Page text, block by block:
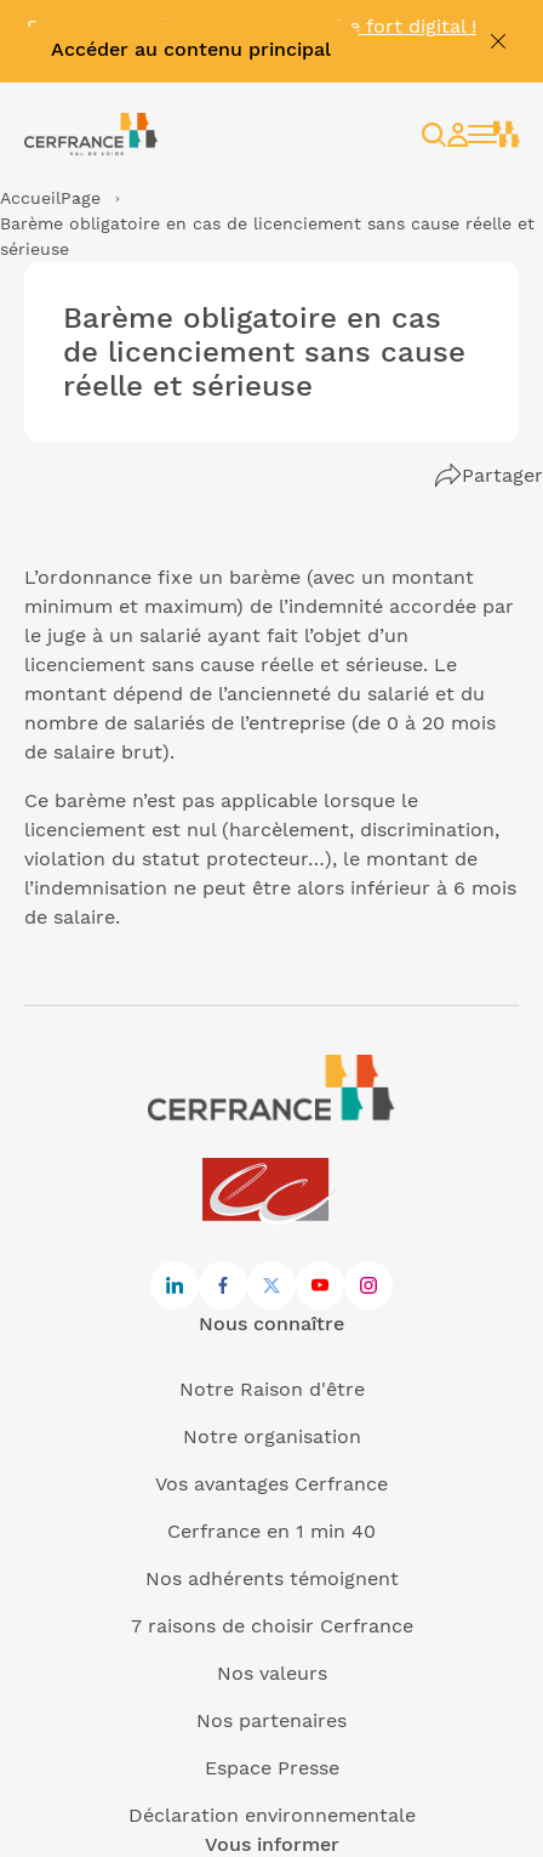
Accéder au contenu principal
Se connecter à
, le coffre fort digital !
🔓
Rechercher
Espace
AccueilPage
Barème obligatoire en cas de licenciement sans cause réelle et
sérieuse
Barème obligatoire en cas
de licenciement sans cause
réelle et sérieuse
Partager
L’ordonnance fixe un barème (avec un montant
minimum et maximum) de l’indemnité accordée par
le juge à un salarié ayant fait l’objet d’un
licenciement sans cause réelle et sérieuse. Le
montant dépend de l’ancienneté du salarié et du
nombre de salariés de l’entreprise (de 0 à 20 mois
de salaire brut).
Ce barème n’est pas applicable lorsque le
licenciement est nul (harcèlement, discrimination,
violation du statut protecteur…), le montant de
l’indemnisation ne peut être alors inférieur à 6 mois
de salaire.
Nous connaître
Notre Raison d'être
Notre organisation
Vos avantages Cerfrance
Cerfrance en 1 min 40
Nos adhérents témoignent
7 raisons de choisir Cerfrance
Nos valeurs
Nos partenaires
Espace Presse
Déclaration environnementale
Vous informer